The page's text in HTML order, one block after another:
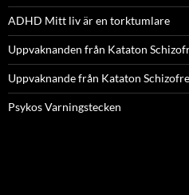
ADHD Mitt liv är en torktumlare
Uppvaknanden från Kataton
Uppvaknande från Kataton
Psykos Varningstecken